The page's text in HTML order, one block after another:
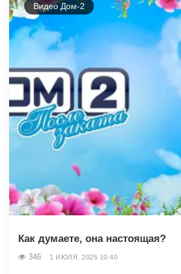
Видео Дом-2
Как думаете, она настоящая?
346 1 ИЮЛЯ, 2025 10:40